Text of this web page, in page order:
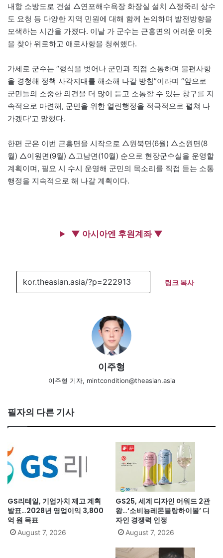
내항 소방도로 건설 △연포해수욕장 화장실 설치 △정죽리 상수
도 요청 등 다양한 지역 민원에 대해 함께 논의하며 발전방향을
모색하는 시간을 가졌다. 이날 가 군수는 근흥면의 어려운 이웃
을 찾아 위로하고 애로사항을 청취했다.
가세로 군수는 “형식을 벗어나 군민과 직접 소통하며 불편사항
을 경청해 정책 사각지대를 해소해 나갈 방침”이라며 “앞으로
군민들의 소중한 의견을 더 많이 듣고 소통할 수 있는 창구를 지
속적으로 마련해, 군민을 위한 열린행정을 적극적으로 펼쳐 나
가겠다‘고 말했다.
한편 군은 이번 근흥면을 시작으로 △원북면(6월) △소원면(8
월) △이원면(9월) △고남면(10월) 순으로 현장군수실을 운영할
계획이며, 필요 시 수시 운영해 군민의 목소리를 직접 듣는 소통
행정을 지속적으로 해 나갈 계획이다.
▼ 아시아엔 후원계좌 ▼
링크 복사
이주형
이주형 기자, mintcondition@theasian.asia
필자의 다른 기사
GS리테일, 기업가치 제고 계획
발표…2028년 영업이익 3,800
억 원 목표
August 7, 2026
GS25, 세계 디자인 어워드 2관
왕…‘소비뇽레몬블랑하이볼’ 디
자인 경쟁력 인정
August 7, 2026